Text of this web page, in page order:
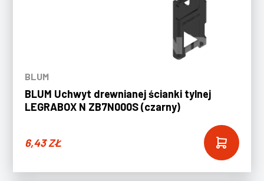
BLUM
BLUM Uchwyt drewnianej ścianki tylnej
LEGRABOX N ZB7N000S (czarny)
6,43ZŁ